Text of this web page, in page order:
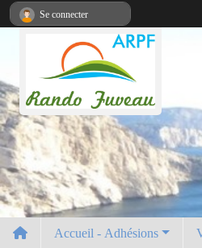
Accueil - Adhésions
Se connecter
Panneau de gestion des cookies